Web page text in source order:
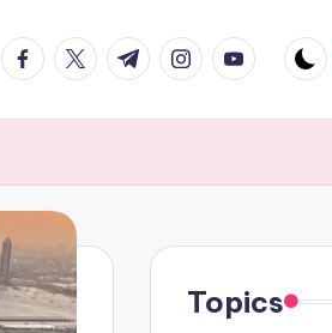
facebook.com
twitter.com
t.me instagram.com
youtube.com
Topics